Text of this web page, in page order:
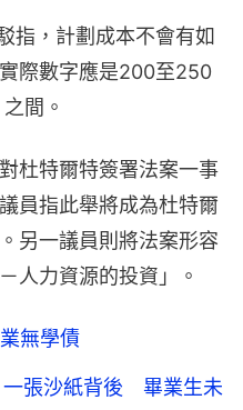
指，計劃成本不會有如
際數字應是200至250
間。
杜特爾特簽署法案一事
員指此舉將成為杜特爾
另一議員則將法案形容
人力資源的投資」。
無學債
張沙紙背後 畢業生未